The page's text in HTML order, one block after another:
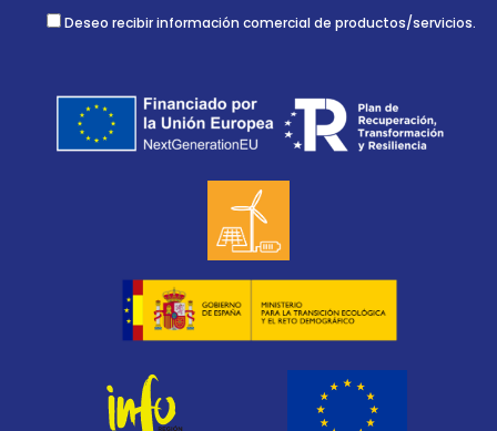
Deseo recibir información comercial de productos/servicios.